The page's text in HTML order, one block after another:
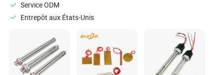
Service ODM
Entrepôt aux États-Unis